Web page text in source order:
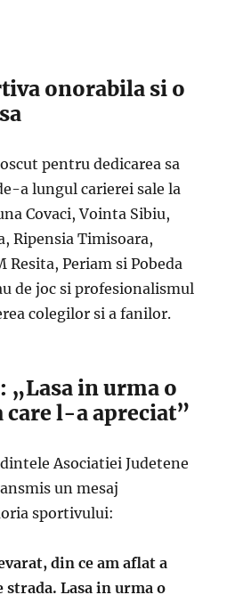
onorabila si o
pentru dedicarea sa
a lungul carierei sale la
Covaci, Vointa Sibiu,
Ripensia Timisoara,
Resita, Periam si Pobeda
de joc si profesionalismul
colegilor si a fanilor.
„Lasa in urma o
l-a apreciat”
Asociatiei Judetene
un mesaj
sportivului:
din ce am aflat a
Lasa in urma o